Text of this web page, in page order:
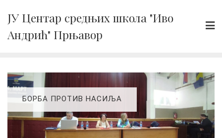
content
ЈУ Центар средњих школа "Иво
Андрић" Прњавор
БОРБА ПРОТИВ НАСИЉА